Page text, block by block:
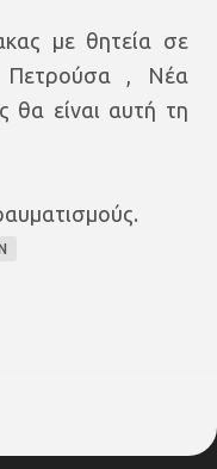
με θητεία σε
, Νέα
θα είναι αυτή τη